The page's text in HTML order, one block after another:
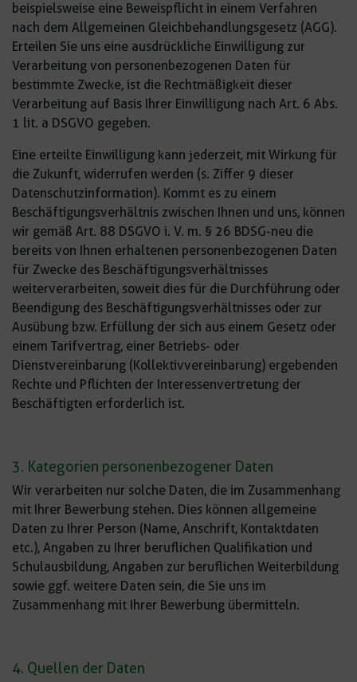
beispielsweise eine Beweispflicht in einem Verfahren
nach dem Allgemeinen Gleichbehandlungsgesetz (AGG).
Erteilen Sie uns eine ausdrückliche Einwilligung zur
Verarbeitung von personenbezogenen Daten für
bestimmte Zwecke, ist die Rechtmäßigkeit dieser
Verarbeitung auf Basis Ihrer Einwilligung nach Art. 6 Abs.
1 lit. a DSGVO gegeben.
Eine erteilte Einwilligung kann jederzeit, mit Wirkung für
die Zukunft, widerrufen werden (s. Ziffer 9 dieser
Datenschutzinformation). Kommt es zu einem
Beschäftigungsverhältnis zwischen Ihnen und uns, können
wir gemäß Art. 88 DSGVO i. V. m. § 26 BDSG-neu die
bereits von Ihnen erhaltenen personenbezogenen Daten
für Zwecke des Beschäftigungsverhältnisses
weiterverarbeiten, soweit dies für die Durchführung oder
Beendigung des Beschäftigungsverhältnisses oder zur
Ausübung bzw. Erfüllung der sich aus einem Gesetz oder
einem Tarifvertrag, einer Betriebs- oder
Dienstvereinbarung (Kollektivvereinbarung) ergebenden
Rechte und Pflichten der Interessenvertretung der
Beschäftigten erforderlich ist.
3. Kategorien personenbezogener Daten
Wir verarbeiten nur solche Daten, die im Zusammenhang
mit Ihrer Bewerbung stehen. Dies können allgemeine
Daten zu Ihrer Person (Name, Anschrift, Kontaktdaten
etc.), Angaben zu Ihrer beruflichen Qualifikation und
Schulausbildung, Angaben zur beruflichen Weiterbildung
sowie ggf. weitere Daten sein, die Sie uns im
Zusammenhang mit Ihrer Bewerbung übermitteln.
4. Quellen der Daten